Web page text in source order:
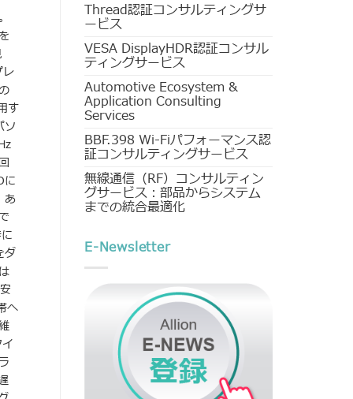
レ
す
ソ
に
あ
ダ
へ
Thread認証コンサルティングサ
ービス
VESA DisplayHDR認証コンサル
ティングサービス
Automotive Ecosystem &
Application Consulting
Services
BBF.398 Wi-Fiパフォーマンス認
証コンサルティングサービス
無線通信（RF）コンサルティン
グサービス：部品からシステム
までの統合最適化
E-Newsletter